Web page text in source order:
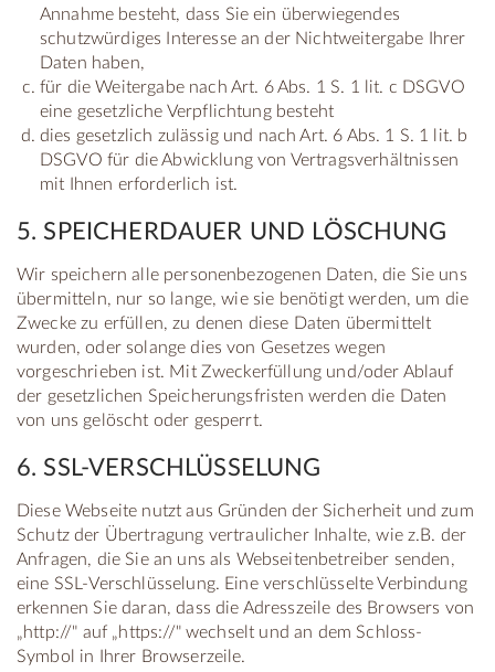
Annahme besteht, dass Sie ein überwiegendes
schutzwürdiges Interesse an der Nichtweitergabe Ihrer
Daten haben,
für die Weitergabe nach Art. 6 Abs. 1 S. 1 lit. c DSGVO
eine gesetzliche Verpflichtung besteht
dies gesetzlich zulässig und nach Art. 6 Abs. 1 S. 1 lit. b
DSGVO für die Abwicklung von Vertragsverhältnissen
mit Ihnen erforderlich ist.
5. SPEICHERDAUER UND LÖSCHUNG
Wir speichern alle personenbezogenen Daten, die Sie uns
übermitteln, nur so lange, wie sie benötigt werden, um die
Zwecke zu erfüllen, zu denen diese Daten übermittelt
wurden, oder solange dies von Gesetzes wegen
vorgeschrieben ist. Mit Zweckerfüllung und/oder Ablauf
der gesetzlichen Speicherungsfristen werden die Daten
von uns gelöscht oder gesperrt.
6. SSL-VERSCHLÜSSELUNG
Diese Webseite nutzt aus Gründen der Sicherheit und zum
Schutz der Übertragung vertraulicher Inhalte, wie z.B. der
Anfragen, die Sie an uns als Webseitenbetreiber senden,
eine SSL-Verschlüsselung. Eine verschlüsselte Verbindung
erkennen Sie daran, dass die Adresszeile des Browsers von
„http://" auf „https://" wechselt und an dem Schloss-
Symbol in Ihrer Browserzeile.